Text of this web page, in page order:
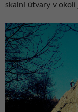
skalní útvary v